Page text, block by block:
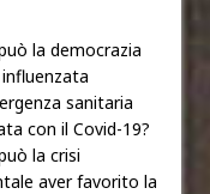
la democrazia
sanitaria
con il Covid-19?
la crisi
aver favorito la